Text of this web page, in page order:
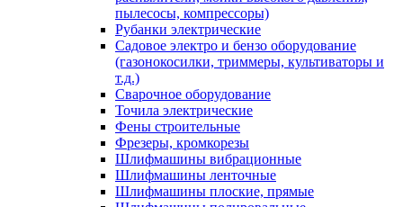
пылесосы, компрессоры)
Рубанки электрические
Садовое электро и бензо оборудование
(газонокосилки, триммеры, культиваторы и
т.д.)
Сварочное оборудование
Точила электрические
Фены строительные
Фрезеры, кромкорезы
Шлифмашины вибрационные
Шлифмашины ленточные
Шлифмашины плоские, прямые